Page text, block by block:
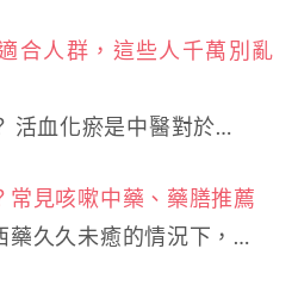
合人群，這些人千萬別亂
活血化瘀是中醫對於…
常見咳嗽中藥、藥膳推薦
藥久久未癒的情況下，…